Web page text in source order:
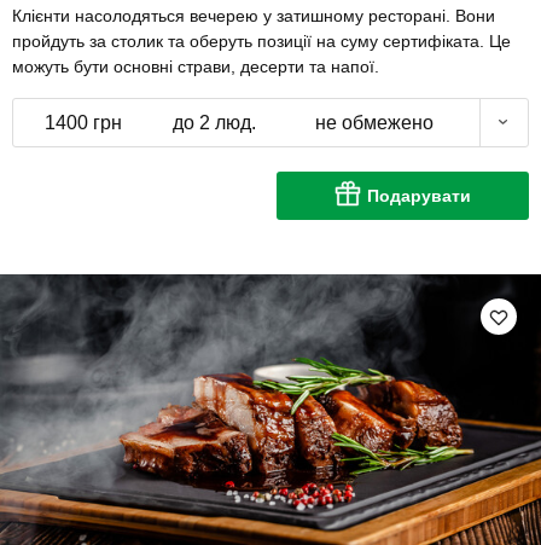
Клієнти насолодяться вечерею у затишному ресторані. Вони
пройдуть за столик та оберуть позиції на суму сертифіката. Це
можуть бути основні страви, десерти та напої.
1400 грн до 2 люд. не обмежено
Подарувати